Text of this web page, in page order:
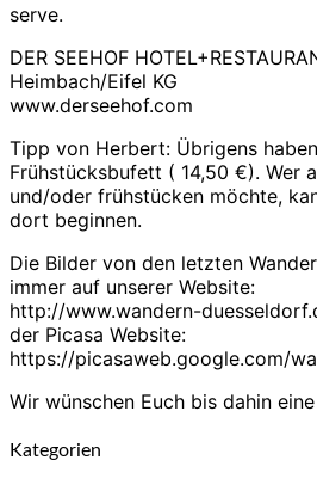
serve.
DER SEEHOF
Heimbach/Eifel KG
www.derseehof.com
Tipp von Herbert: Übrigens
Frühstücksbufett ( 14,50 €). Wer
und/oder frühstücken möchte,
dort beginnen.
Die Bilder von den letzten
immer auf unserer Website:
http://www.wandern-
der Picasa Website:
https://picasaweb.google.com/
Wir wünschen Euch bis dahin
Kategorien